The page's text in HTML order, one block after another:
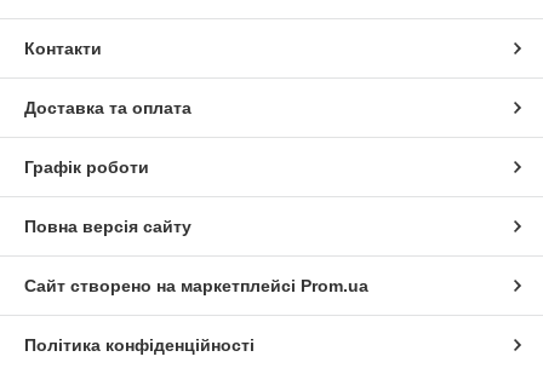
Контакти
Доставка та оплата
Графік роботи
Повна версія сайту
Сайт створено на маркетплейсі Prom.ua
Політика конфіденційності